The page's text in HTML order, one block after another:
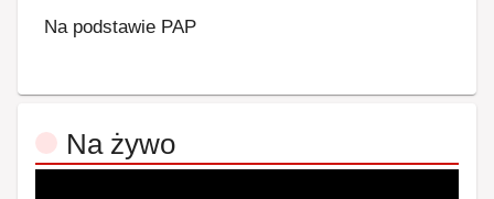
Na podstawie PAP
Na żywo